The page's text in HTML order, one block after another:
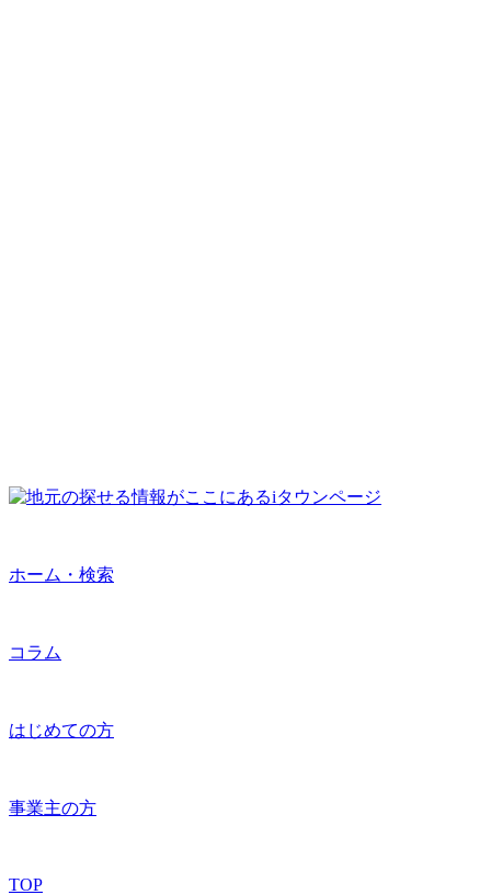
ホーム・検索
コラム
はじめての方
事業主の方
TOP